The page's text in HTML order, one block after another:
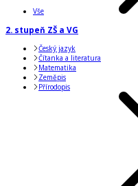
Vše
2. stupeň ZŠ a VG
Český jazyk
Čítanka a literatura
Matematika
Zeměpis
Přírodopis